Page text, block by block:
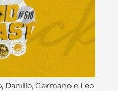
Danillo, Germano e Leo